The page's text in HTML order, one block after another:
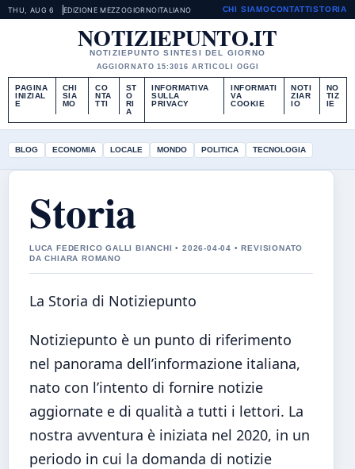
THU, AUG 6 EDIZIONE MEZZOGIORNOITALIANO CHI SIAMOCONTATTISTORIA
NOTIZIEPUNTO.IT
NOTIZIEPUNTO SINTESI DEL GIORNO
AGGIORNATO 15:3016 ARTICOLI OGGI
PAGINA
INIZIAL
E
CHI
SIA
MO
CO
NTA
TTI
ST
O
RI
A
INFORMATIVA
SULLA
PRIVACY
INFORMATI
VA
COOKIE
NOTI
ZIAR
IO
NO
TIZ
IE
BLOG ECONOMIA LOCALE MONDO POLITICA TECNOLOGIA
Storia
LUCA FEDERICO GALLI BIANCHI • 2026-04-04 • REVISIONATO
DA CHIARA ROMANO
La Storia di Notiziepunto
Notiziepunto è un punto di riferimento
nel panorama dell’informazione italiana,
nato con l’intento di fornire notizie
aggiornate e di qualità a tutti i lettori. La
nostra avventura è iniziata nel 2020, in un
periodo in cui la domanda di notizie